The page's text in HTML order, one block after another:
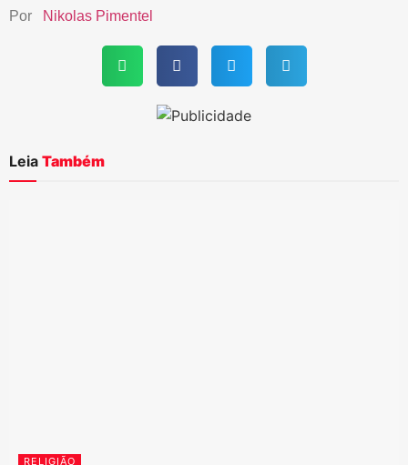
Por Nikolas Pimentel
Leia Também
RELIGIÃO